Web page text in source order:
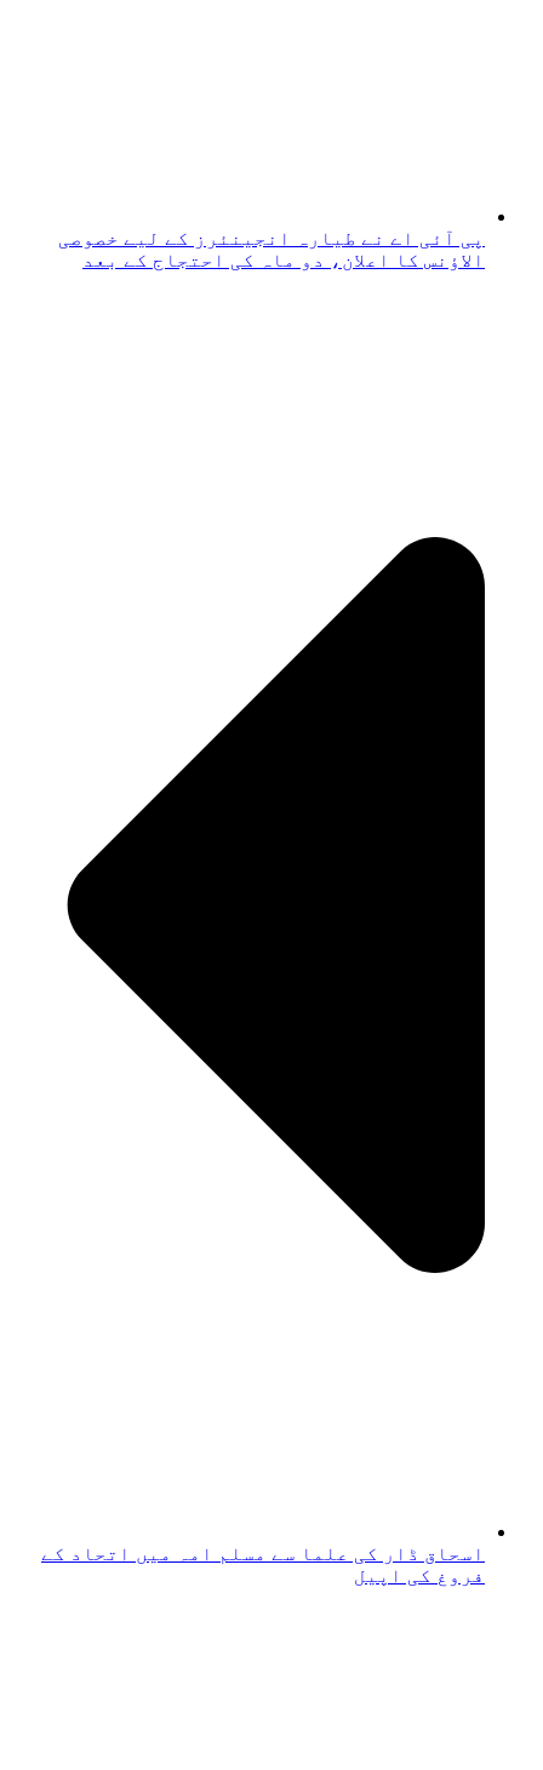
پی آئی اے نے طیارہ انجینئرز کے لیے خصوصی
الاؤنس کا اعلان، دو ماہ کی احتجاج کے بعد
اسحاق ڈار کی علما سے مسلم امہ میں اتحاد کے
فروغ کی اپیل